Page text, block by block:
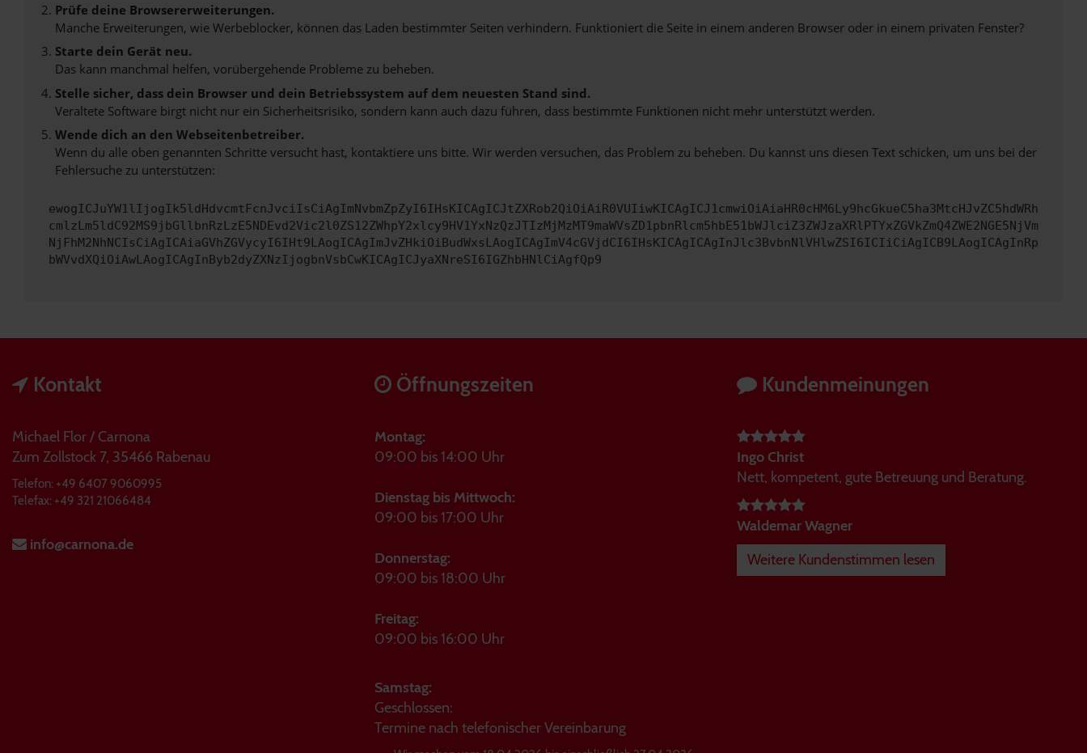
Prüfe deine Browsererweiterungen.
Manche Erweiterungen, wie Werbeblocker, können das Laden bestimmter Seiten verhindern. Funktioniert die Seite in einem anderen Browser oder in einem privaten Fenster?
Starte dein Gerät neu.
Das kann manchmal helfen, vorübergehende Probleme zu beheben.
Stelle sicher, dass dein Browser und dein Betriebssystem auf dem neuesten Stand sind.
Veraltete Software birgt nicht nur ein Sicherheitsrisiko, sondern kann auch dazu führen, dass bestimmte Funktionen nicht mehr unterstützt werden.
Wende dich an den Webseitenbetreiber.
Wenn du alle oben genannten Schritte versucht hast, kontaktiere uns bitte. Wir werden versuchen, das Problem zu beheben. Du kannst uns diesen Text schicken, um uns bei der
Fehlersuche zu unterstützen:
ewogICJuYW1lIjogIk5ldHdvcmtFcnJvciIsCiAgImNvbmZpZyI6IHsKICAgICJtZXRob2QiOiAiR0VUIiwKICAgICJ1cmwiOiAiaHR0cHM6Ly9hcGkueC5ha3MtcHJvZC5hdWRh
cmlzLm5ldC92MS9jbGllbnRzLzE5NDEvd2Vic2l0ZS12ZWhpY2xlcy9HV1YxNzQzJTIzMjMzMT9maWVsZD1pbnRlcm5hbE51bWJlciZ3ZWJzaXRlPTYxZGVkZmQ4ZWE2NGE5NjVm
NjFhM2NhNCIsCiAgICAiaGVhZGVycyI6IHt9LAogICAgImJvZHkiOiBudWxsLAogICAgImV4cGVjdCI6IHsKICAgICAgInJlc3BvbnNlVHlwZSI6ICIiCiAgICB9LAogICAgInRp
bWVvdXQiOiAwLAogICAgInByb2dyZXNzIjogbnVsbCwKICAgICJyaXNreSI6IGZhbHNlCiAgfQp9
Kontakt
Michael Flor / Carnona
Zum Zollstock 7, 35466 Rabenau
Telefon: +49 6407 9060995
Telefax: +49 321 21066484
info@carnona.de
Öffnungszeiten
Montag:
09:00 bis 14:00 Uhr
Dienstag bis Mittwoch:
09:00 bis 17:00 Uhr
Donnerstag:
09:00 bis 18:00 Uhr
Freitag:
09:00 bis 16:00 Uhr
Samstag:
Geschlossen:
Termine nach telefonischer Vereinbarung
Kundenmeinungen
Ingo Christ
Nett, kompetent, gute Betreuung und Beratung.
Waldemar Wagner
Weitere Kundenstimmen lesen